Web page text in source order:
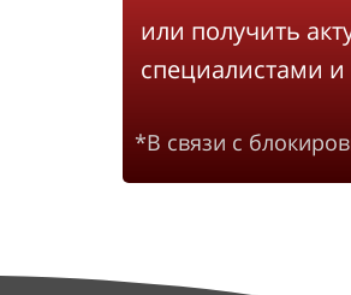
или получить
специалистами
*В связи с